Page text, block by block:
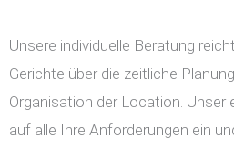
Unsere individuelle Beratung
Gerichte über die zeitliche
Organisation der Location. Unser
auf alle Ihre Anforderungen ein